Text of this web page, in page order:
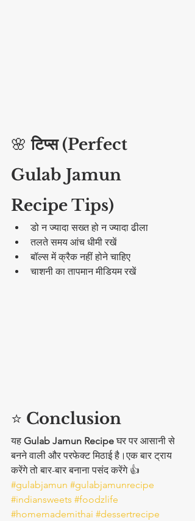
🌸 टिप्स (Perfect
Gulab Jamun
Recipe Tips)
डो न ज्यादा सख्त हो न ज्यादा ढीला
तलते समय आंच धीमी रखें
बॉल्स में क्रैक नहीं होने चाहिए
चाशनी का तापमान मीडियम रखें
⭐ Conclusion
यह Gulab Jamun Recipe घर पर आसानी से
बनने वाली और परफेक्ट मिठाई है।एक बार ट्राय
करेंगे तो बार-बार बनाना पसंद करेंगे 👍
#gulabjamun #gulabjamunrecipe
#indiansweets #foodzlife
#homemademithai #dessertrecipe